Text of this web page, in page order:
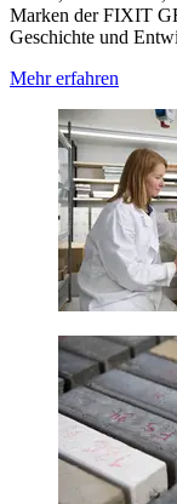
Marken der FIXIT
Geschichte und
Mehr erfahren